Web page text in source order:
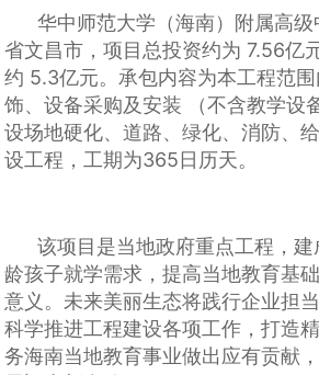
华中师范大学（海南）附属高级
省文昌市，项目总投资约为 7.56亿
约 5.3亿元。承包内容为本工程范
饰、设备采购及安装 （不含教学设
设场地硬化、道路、绿化、消防、
设工程，工期为365日历天。
该项目是当地政府重点工程，
龄孩子就学需求，提高当地教育基
意义。未来美丽生态将践行企业担
科学推进工程建设各项工作，打造
务海南当地教育事业做出应有贡献